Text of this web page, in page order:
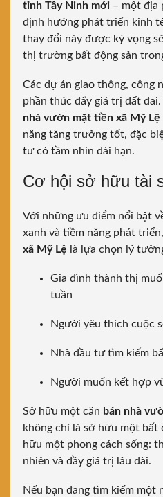
tỉnh Tây Ninh mới – một địa
định hướng phát triển kinh
thay đổi này được kỳ vọng
thị trường bất động sản
Các dự án giao thông, công
phần thúc đẩy giá trị đất đai.
nhà vườn mặt tiền xã Mỹ Lệ
năng tăng trưởng tốt, đặc
tư có tầm nhìn dài hạn.
Cơ hội sở hữu tài
Với những ưu điểm nổi bật
xanh và tiềm năng phát triển,
xã Mỹ Lệ là lựa chọn lý
Gia đình thành thị
tuần
Người yêu thích cuộc
Nhà đầu tư tìm kiếm
Người muốn kết hợp
Sở hữu một căn bán nhà
không chỉ là sở hữu một bất
hữu một phong cách sống:
nhiên và đầy giá trị lâu dài.
Nếu bạn đang tìm kiếm một